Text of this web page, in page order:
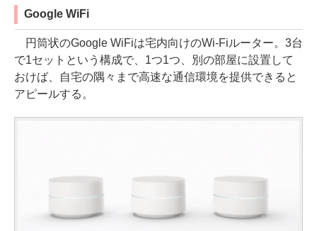
Google WiFi
円筒状のGoogle WiFiは宅内向けのWi-Fiルーター。3台
で1セットという構成で、1つ1つ、別の部屋に設置して
おけば、自宅の隅々まで高速な通信環境を提供できると
アピールする。